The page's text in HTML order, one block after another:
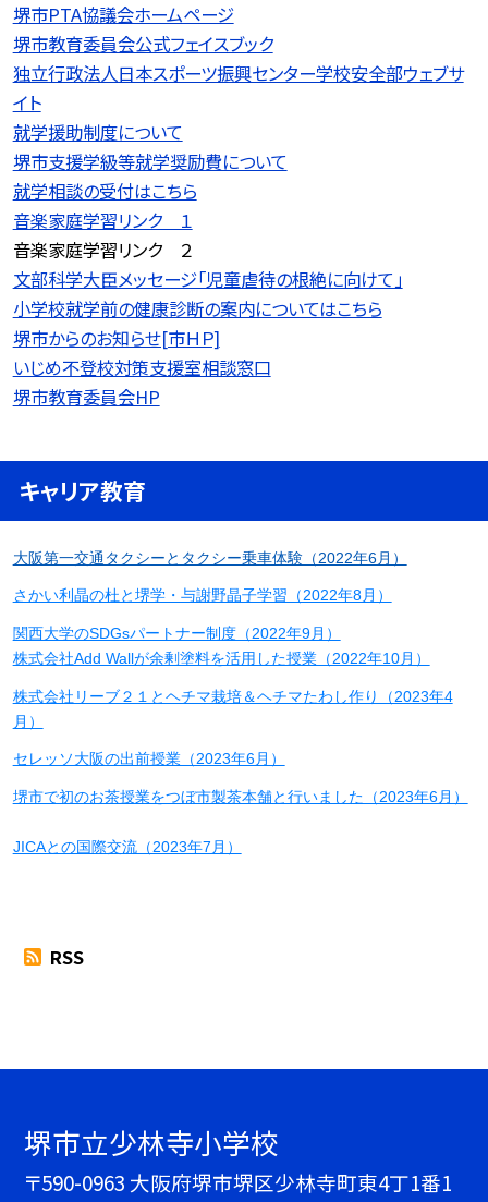
堺市PTA協議会ホームページ
堺市教育委員会公式フェイスブック
独立行政法人日本スポーツ振興センター学校安全部ウェブサ
イト
就学援助制度について
堺市支援学級等就学奨励費について
就学相談の受付はこちら
音楽家庭学習リンク １
音楽家庭学習リンク ２
文部科学大臣メッセージ「児童虐待の根絶に向けて」
小学校就学前の健康診断の案内についてはこちら
堺市からのお知らせ[市ＨＰ]
いじめ不登校対策支援室相談窓口
堺市教育委員会HP
キャリア教育
大阪第一交通タクシーとタクシー乗車体験（2022年6月）
さかい利晶の杜と堺学・与謝野晶子学習（2022年8月）
関西大学のSDGsパートナー制度（2022年9月）
株式会社Add Wallが余剰塗料を活用した授業（2022年10月）
株式会社リーブ２１とヘチマ栽培＆ヘチマたわし作り（2023年4
月）
セレッソ大阪の出前授業（2023年6月）
堺市で初のお茶授業をつぼ市製茶本舗と行いました（2023年6月）
JICAとの国際交流（2023年7月）
RSS
堺市立少林寺小学校
〒590-0963 大阪府堺市堺区少林寺町東4丁1番1